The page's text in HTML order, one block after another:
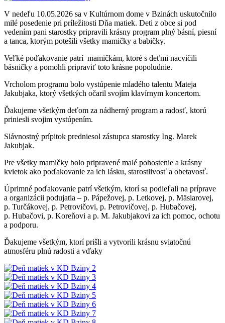
V nedeľu 10.05.2026 sa v Kultúrnom dome v Bzinách uskutočnilo
milé posedenie pri príležitosti Dňa matiek. Deti z obce si pod
vedením pani starostky pripravili krásny program plný básní, piesní
a tanca, ktorým potešili všetky mamičky a babičky.
Veľké poďakovanie patrí mamičkám, ktoré s deťmi nacvičili
básničky a pomohli pripraviť toto krásne popoludnie.
Vrcholom programu bolo vystúpenie mladého talentu Mateja
Jakubjaka, ktorý všetkých očaril svojím klavírnym koncertom.
Ďakujeme všetkým deťom za nádherný program a radosť, ktorú
priniesli svojim vystúpením.
Slávnostný prípitok predniesol zástupca starostky Ing. Marek
Jakubjak.
Pre všetky mamičky bolo pripravené malé pohostenie a krásny
kvietok ako poďakovanie za ich lásku, starostlivosť a obetavosť.
Úprimné poďakovanie patrí všetkým, ktorí sa podieľali na príprave
a organizácii podujatia – p. Pápežovej, p. Letkovej, p. Mäsiarovej,
p. Turčákovej, p. Petrovičovi, p. Petrovičovej, p. Hubačovej,
p. Hubačovi, p. Koreňovi a p. M. Jakubjakovi za ich pomoc, ochotu
a podporu.
Ďakujeme všetkým, ktorí prišli a vytvorili krásnu sviatočnú
atmosféru plnú radosti a vďaky